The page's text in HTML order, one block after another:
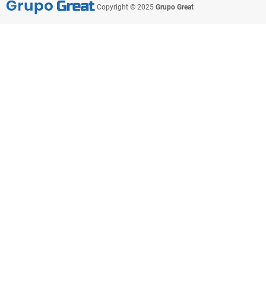
Copyright © 2025 Grupo Great